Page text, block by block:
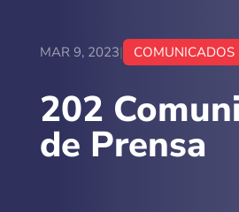
MAR 9, 2023| COMUNICADOS
202
de Prensa